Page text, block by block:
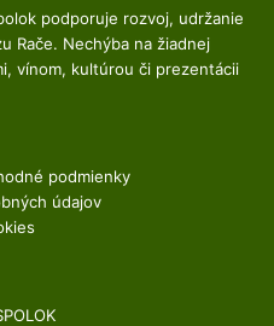
podporuje rozvoj, udržanie
Rače. Nechýba na žiadnej
vínom, kultúrou či prezentácii
podmienky
údajov